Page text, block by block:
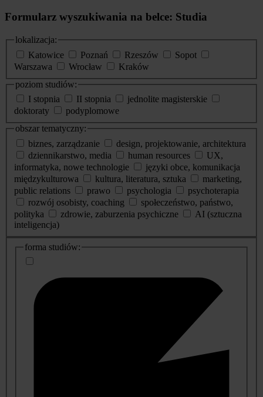
Formularz wyszukiwania na belce: Studia
lokalizacja:
Katowice
Poznań Rzeszów
Sopot
Warszawa
Wrocław
Kraków
poziom studiów:
I stopnia
II stopnia
jednolite magisterskie
doktoraty
podyplomowe
obszar tematyczny:
biznes, zarządzanie
design, projektowanie, architektura
dziennikarstwo, media
human resources
UX,
informatyka, nowe technologie
języki obce, komunikacja
międzykulturowa
kultura, literatura, sztuka
marketing,
public relations
prawo psychologia
psychoterapia
rozwój osobisty, coaching
społeczeństwo, państwo,
polityka
zdrowie, zaburzenia psychiczne
AI (sztuczna
inteligencja)
dodatkowe
informacje
forma studiów: